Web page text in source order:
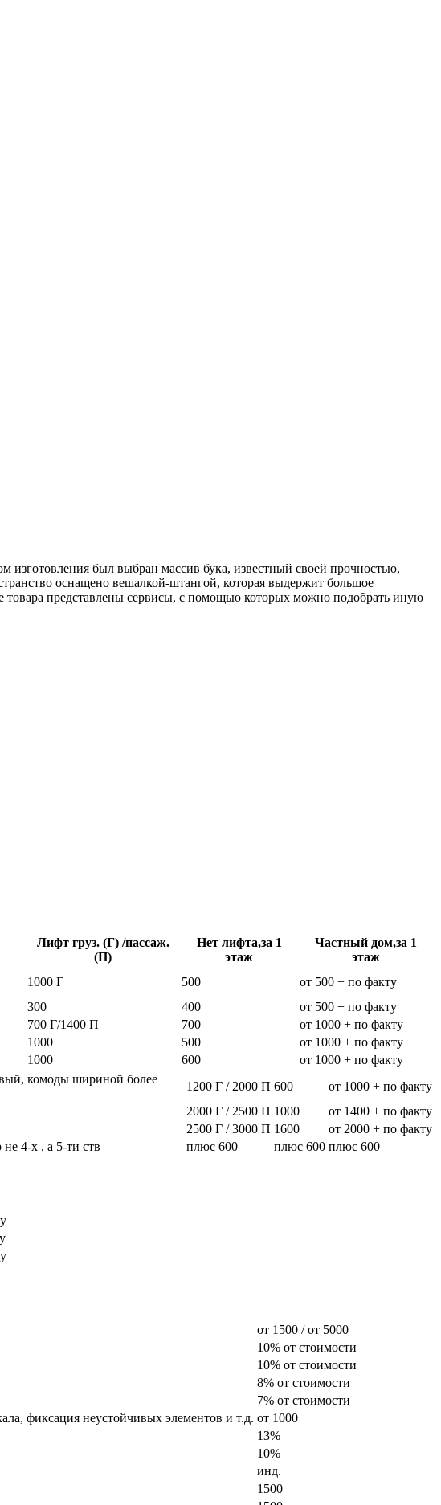
был выбран массив бука, известный своей прочностью,
оснащено вешалкой-штангой, которая выдержит большое
представлены сервисы, с помощью которых можно подобрать иную
Лифт груз. (Г) /пассаж.
(П)
Нет лифта,за 1
этаж
Частный дом,за 1
этаж
1000 Г 500
от 500 + по факту
300 400
от 500 + по факту
700 Г/1400 П 700
от 1000 + по факту
1000 500
от 1000 + по факту
1000 600 от 1000 + по факту
комоды шириной более
1200 Г / 2000 П 600
от 1000 + по факту
2000 Г / 2500 П 1000
от 1400 + по факту
2500 Г / 3000 П 1600
от 2000 + по факту
4-х , а 5-ти ств
плюс 600 плюс 600 плюс 600
от 1500 / от 5000
10% от стоимости
10% от стоимости
8% от стоимости
7% от стоимости
фиксация неустойчивых элементов и т.д. от 1000
13%
10%
инд.
1500